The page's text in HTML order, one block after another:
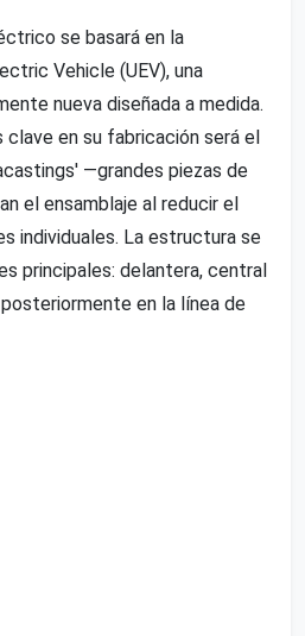
se basará en la
Vehicle (UEV), una
nueva diseñada a medida.
clave en su fabricación será el
—grandes piezas de
el ensamblaje al reducir el
individuales. La estructura se
principales: delantera, central
en la línea de